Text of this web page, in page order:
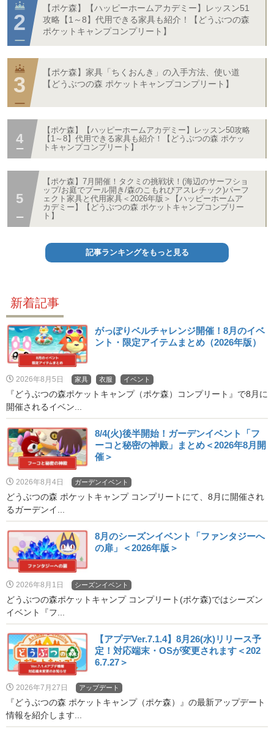
【ポケ森】【ハッピーホームアカデミー】レッスン51
攻略【1～8】代用できる家具も紹介！【どうぶつの森
ポケットキャンプコンプリート】
【ポケ森】家具「ちくおんき」の入手方法、使い道
【どうぶつの森 ポケットキャンプコンプリート】
【ポケ森】【ハッピーホームアカデミー】レッスン50攻略
【1～8】代用できる家具も紹介！【どうぶつの森 ポケッ
トキャンプコンプリート】
【ポケ森】7月開催！タクミの挑戦状！(海辺のサーフショ
ップ/お庭でプール開き/森のこもれびアスレチック)パーフ
ェクト家具と代用家具＜2026年版＞【ハッピーホームア
カデミー】【どうぶつの森 ポケットキャンプコンプリー
ト】
記事ランキングをもっと見る
新着記事
がっぽりベルチャレンジ開催！8月のイベ
ント・限定アイテムまとめ（2026年版）
2026年8月5日 家具 衣服 イベント
『どうぶつの森ポケットキャンプ（ポケ森）コンプリート』で8月に
開催されるイベン...
8/4(火)後半開始！ガーデンイベント「フ
ーコと秘密の神殿」まとめ＜2026年8月開
催＞
2026年8月4日 ガーデンイベント
どうぶつの森 ポケットキャンプ コンプリートにて、8月に開催され
るガーデンイ...
8月のシーズンイベント「ファンタジーへ
の扉」＜2026年版＞
2026年8月1日 シーズンイベント
どうぶつの森ポケットキャンプ コンプリート(ポケ森)ではシーズン
イベント『フ...
【アプデVer.7.1.4】8月26(水)リリース予
定！対応端末・OSが変更されます＜202
6.7.27＞
2026年7月27日 アップデート
『どうぶつの森 ポケットキャンプ（ポケ森）』の最新アップデート
情報を紹介します...